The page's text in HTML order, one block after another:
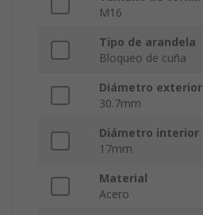
M16
Tipo de arandela
Bloqueo de cuña
Diámetro exterior
30.7mm
Diámetro interior
17mm
Material
Acero